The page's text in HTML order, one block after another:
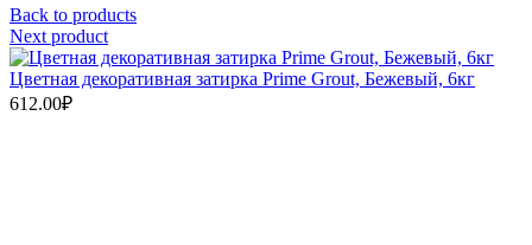
Back to products
Next product
Цветная декоративная затирка Prime Grout, Бежевый, 6кг
612.00₽